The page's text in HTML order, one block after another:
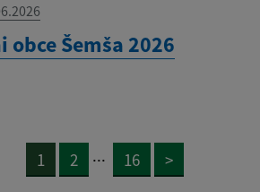
obce Šemša 2026
1 2 ... 16 >